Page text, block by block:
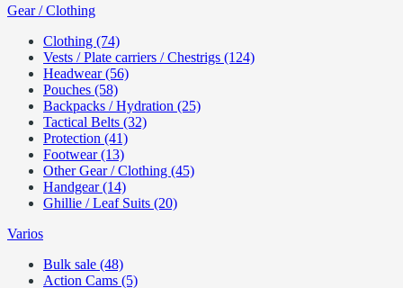
Gear / Clothing
Clothing (74)
Vests / Plate carriers / Chestrigs (124)
Headwear (56)
Pouches (58)
Backpacks / Hydration (25)
Tactical Belts (32)
Protection (41)
Footwear (13)
Other Gear / Clothing (45)
Handgear (14)
Ghillie / Leaf Suits (20)
Varios
Bulk sale (48)
Action Cams (5)